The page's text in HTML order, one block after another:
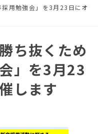
用勉強会」を3月23日にオ
ち抜くため
」を3月23
します